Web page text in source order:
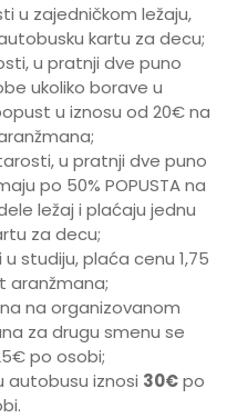
u zajedničkom ležaju,
kartu za decu;
u pratnji dve puno
ukoliko borave u
u iznosu od 20€ na
u pratnji dve puno
po 50% POPUSTA na
ležaj i plaćaju jednu
za decu;
studiju, plaća cenu 1,75
aranžmana;
na organizovanom
za drugu smenu se
po osobi;
autobusu iznosi 30€po